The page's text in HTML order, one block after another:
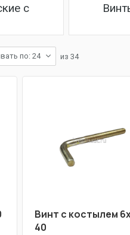
с
по: 24 из 34
Винт с костылем
40